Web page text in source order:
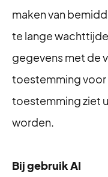
maken van
te lange
gegevens met de
toestemming voor
toestemming ziet
worden.
Bij gebruik AI